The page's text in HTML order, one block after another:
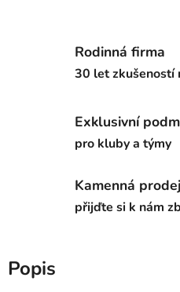
Rodinná firma
30 let zkušeností
Exklusivní
pro kluby a týmy
Kamenná
přijďte si k nám
Popis